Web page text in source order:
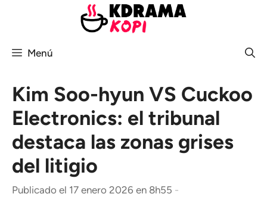
Menú
Kim Soo-hyun VS Cuckoo
Electronics: el tribunal
destaca las zonas grises
del litigio
Publicado el 17 enero 2026 en 8h55 -